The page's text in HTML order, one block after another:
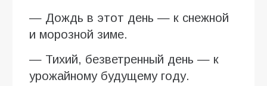
— Дождь в этот день — к снежной
и морозной зиме.
— Тихий, безветренный день — к
урожайному будущему году.